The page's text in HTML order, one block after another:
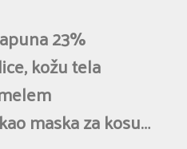
23%
kožu tela
maska za kosu…